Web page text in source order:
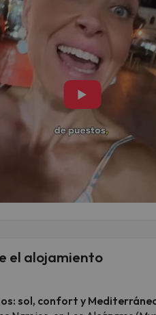
▶
el alojamiento
sol, confort y